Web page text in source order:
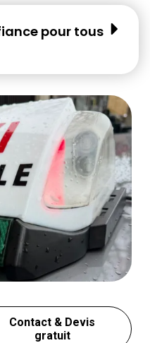
pour tous
Contact & Devis
gratuit